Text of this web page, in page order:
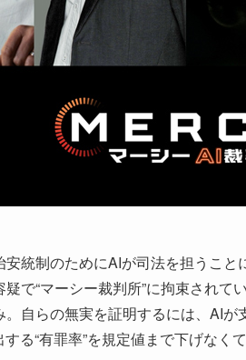
統制のためにAIが司法を担うこ
で“マーシー裁判所”に拘束され
自らの無実を証明するには、AI
る“有罪率”を規定値まで下げなく